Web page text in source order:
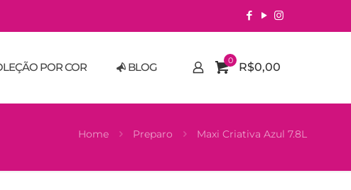
POR COR BLOG 0 R$0,00
Home Preparo Maxi Criativa Azul 7.8L